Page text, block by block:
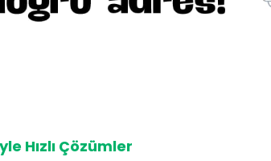
Hızlı Çözümler